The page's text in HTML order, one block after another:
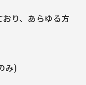
り、あらゆる方
み)